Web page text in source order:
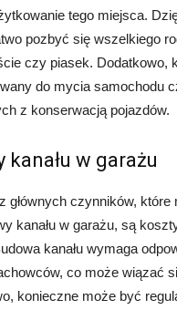
tego miejsca.
pozbyć się wszelkiego
czy piasek. Dodatkowo,
do mycia samochodu
z konserwacją pojazdów.
kanału w garażu
głównych czynników, które
kanału w garażu, są
kanału wymaga
co może wiązać
konieczne może być